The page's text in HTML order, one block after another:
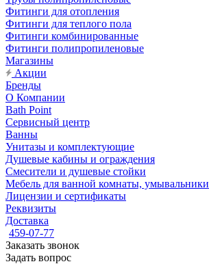
Фитинги для отопления
Фитинги для теплого пола
Фитинги комбинированные
Фитинги полипропиленовые
Магазины
Акции
Бренды
О Компании
Bath Point
Сервисный центр
Ванны
Унитазы и комплектующие
Душевые кабины и ограждения
Смесители и душевые стойки
Мебель для ванной комнаты, умывальники
Лицензии и сертификаты
Реквизиты
Доставка
459-07-77
Заказать звонок
Задать вопрос